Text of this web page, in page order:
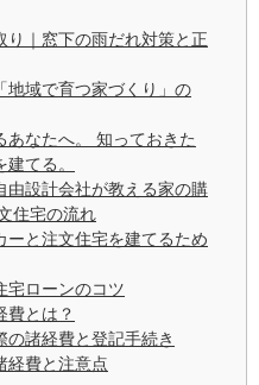
り｜窓下の雨だれ対策と正
域で育つ家づくり」の
あなたへ。 知っておきた
てる。
由設計会社が教える家の購
住宅の流れ
ーと注文住宅を建てるため
宅ローンのコツ
費とは？
の諸経費と登記手続き
経費と注意点